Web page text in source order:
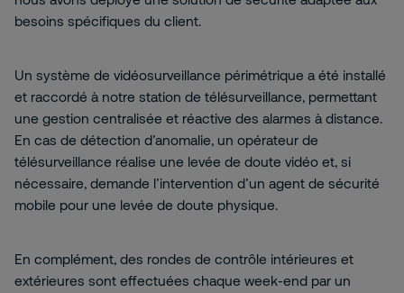
besoins spécifiques du client.
Un système de vidéosurveillance périmétrique a été installé
et raccordé à notre station de télésurveillance, permettant
une gestion centralisée et réactive des alarmes à distance.
En cas de détection d’anomalie, un opérateur de
télésurveillance réalise une levée de doute vidéo et, si
nécessaire, demande l’intervention d’un agent de sécurité
mobile pour une levée de doute physique.
En complément, des rondes de contrôle intérieures et
extérieures sont effectuées chaque week-end par un